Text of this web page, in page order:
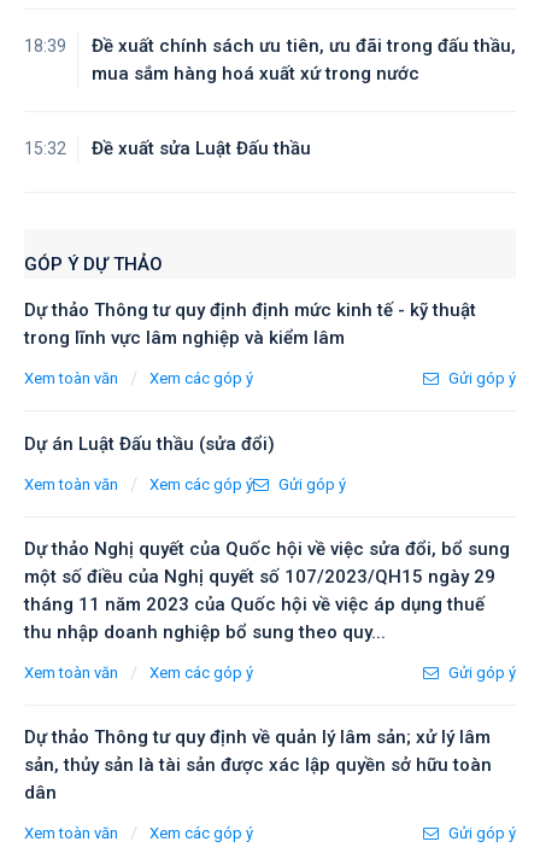
18:39
Đề xuất chính sách ưu tiên, ưu đãi trong đấu thầu,
mua sắm hàng hoá xuất xứ trong nước
15:32 Đề xuất sửa Luật Đấu thầu
GÓP Ý DỰ THẢO
Dự thảo Thông tư quy định định mức kinh tế - kỹ thuật
trong lĩnh vực lâm nghiệp và kiểm lâm
Xem toàn văn / Xem các góp ý Gửi góp ý
Dự án Luật Đấu thầu (sửa đổi)
Xem toàn văn / Xem các góp ý Gửi góp ý
Dự thảo Nghị quyết của Quốc hội về việc sửa đổi, bổ sung
một số điều của Nghị quyết số 107/2023/QH15 ngày 29
tháng 11 năm 2023 của Quốc hội về việc áp dụng thuế
thu nhập doanh nghiệp bổ sung theo quy...
Xem toàn văn / Xem các góp ý Gửi góp ý
Dự thảo Thông tư quy định về quản lý lâm sản; xử lý lâm
sản, thủy sản là tài sản được xác lập quyền sở hữu toàn
dân
Xem toàn văn / Xem các góp ý Gửi góp ý